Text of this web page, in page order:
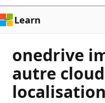
Learn
onedrive
autre